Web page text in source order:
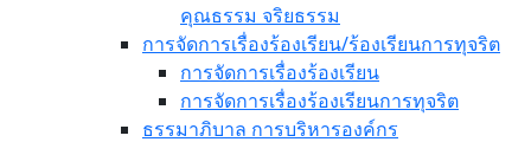
คุณธรรม จริยธรรม
การจัดการเรื่องร้องเรียน/ร้องเรียนการทุจริต
การจัดการเรื่องร้องเรียน
การจัดการเรื่องร้องเรียนการทุจริต
ธรรมาภิบาล การบริหารองค์กร